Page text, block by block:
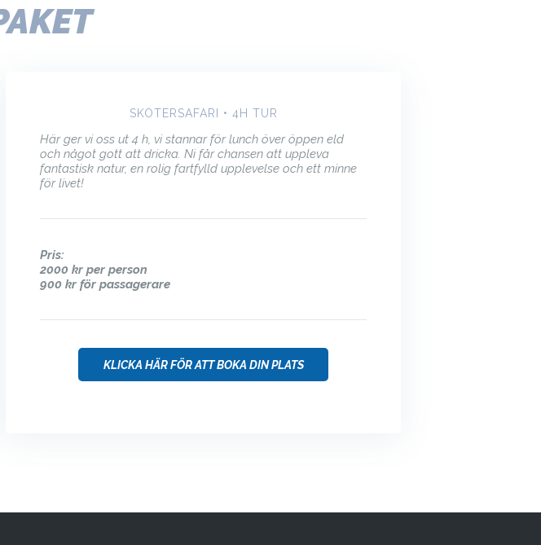
SKOTERSAFARI • 4H TUR
Här ger vi oss ut 4 h, vi stannar för lunch över öppen eld
och något gott att dricka. Ni får chansen att uppleva
fantastisk natur, en rolig fartfylld upplevelse och ett minne
för livet!
Pris:
2000 kr per person
900 kr för passagerare
KLICKA HÄR FÖR ATT BOKA DIN PLATS